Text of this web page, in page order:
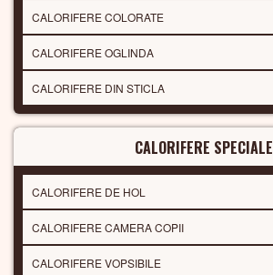
CALORIFERE COLORATE
CALORIFERE OGLINDA
CALORIFERE DIN STICLA
CALORIFERE SPECIALE
CALORIFERE DE HOL
CALORIFERE CAMERA COPII
CALORIFERE VOPSIBILE